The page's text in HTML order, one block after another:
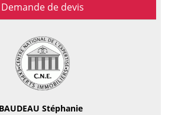
Demande de devis
Stéphanie